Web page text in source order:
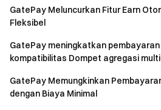
Undang temandan dapatkan
Tetap Terhubung
Kunjungi situs web resmi Gate
Desktop
Ikuti kami di X (Twitter)
untuk
bonus
GatePay Meluncurkan Fitur Earn
Fleksibel
GatePay meningkatkan pembayaran
kompatibilitas Dompet agregasi
GatePay Memungkinkan
dengan Biaya Minimal